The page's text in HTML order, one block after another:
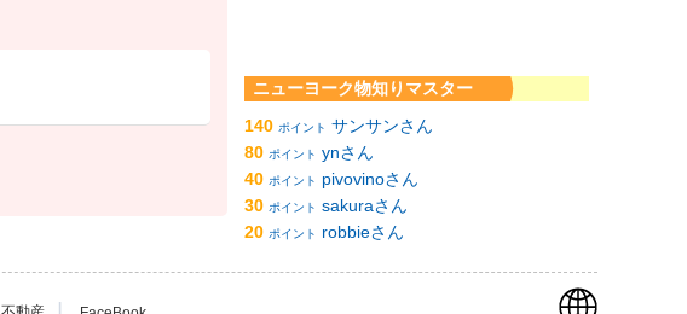
ニューヨーク物知りマスター
140 ポイント サンサンさん
80 ポイント ynさん
40 ポイント
pivovinoさん
30 ポイント sakuraさん
20 ポイント robbieさん